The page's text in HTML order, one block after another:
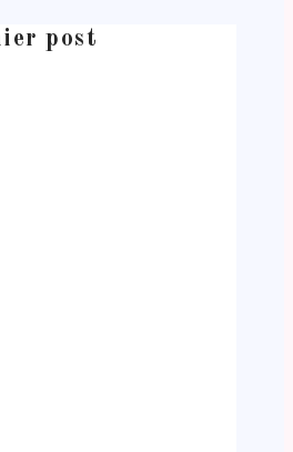
post